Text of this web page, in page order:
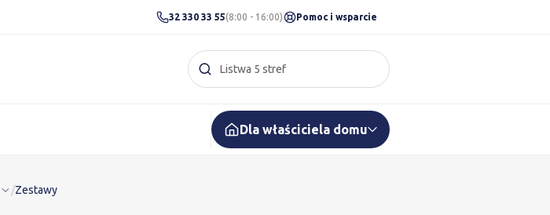
32 330 33 55(8:00 - 16:00) Pomoc i wsparcie
Szukaj w serwisie
Listwa 5 stref
Dla właściciela domu
/Zestawy